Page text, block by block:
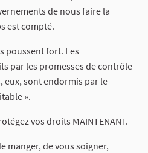
de nous faire la
est compté.
poussent fort. Les
par les promesses de contrôle
eux, sont endormis par le
».
vos droits MAINTENANT.
manger, de vous soigner,